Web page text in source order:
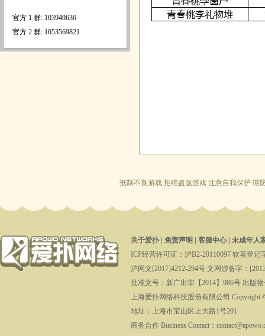
官方 1 群: 103949636
官方 2 群: 1053569821
抵制不良游戏 拒绝盗版游戏 注意自我保护 谨
关于爱扑| 免责声明 客服中心
未成年人
ICP经营许可证：沪B2-20110097 软著登记
沪网文[2017]4212-294号 文网游备字：
批准文号：新广出审【2014】986号 出版
上海爱扑网络科技股份有限公司 Copyright
地址：上海市宝山区上大路1号201
商务合作 Business Contact：